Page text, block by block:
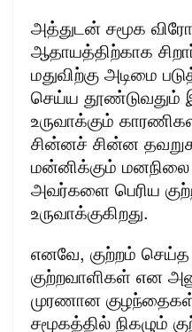
அத்துடன் சமூக
ஆதாயத்திற்காக
மதுவிற்கு அடிமை
செய்ய தூண்டுவதும்
உருவாக்கும்
சின்னச் சின்ன
மன்னிக்கும் மனநிலை
அவர்களை பெரிய
உருவாக்குகிறது.
எனவே, குற்றம்
குற்றவாளிகள் என
முரணான
சமூகத்தில்